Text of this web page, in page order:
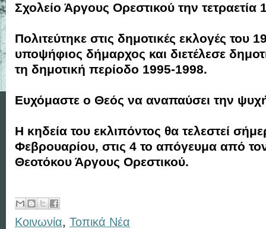
Σχολείο Άργους Ορεστικού την τετραετία
Πολιτεύτηκε στις δημοτικές εκλογές του
υποψήφιος δήμαρχος και διετέλεσε
τη δημοτική περίοδο 1995-1998.
Ευχόμαστε ο Θεός να αναπαύσει την
Η κηδεία του εκλιπόντος θα τελεστεί
Φεβρουαρίου, στις 4 το απόγευμα από
Θεοτόκου Άργους Ορεστικού.
Κοινωνία, Τοπικά Νέα